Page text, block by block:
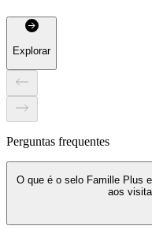
Explorar
Perguntas frequentes
O que é o selo Famille Plus
aos